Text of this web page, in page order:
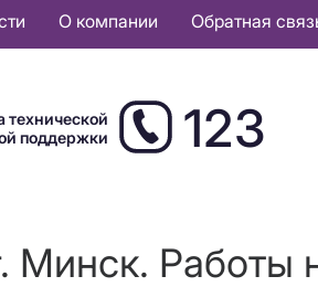
О компании Обратная
технической
поддержки
123
Минск. Работы